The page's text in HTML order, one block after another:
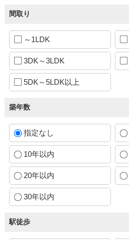
間取り
～1LDK
3DK～3LDK
5DK～5LDK以上
築年数
指定なし
10年以内
20年以内
30年以内
駅徒歩